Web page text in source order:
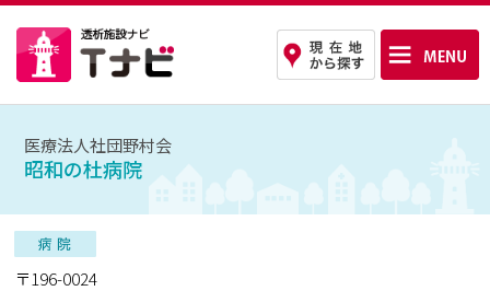
医療法人社団野村会
昭和の杜病院
〒196-0024